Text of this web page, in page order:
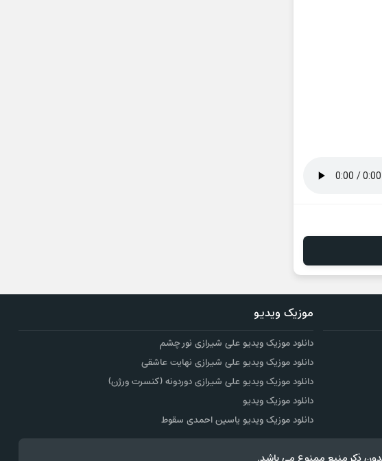
موزیک ویدیو
دانلود موزیک ویدیو علی شیرازی نور چشم
دانلود موزیک ویدیو علی شیرازی نهایت عاشقی
دانلود موزیک ویدیو علی شیرازی دوردونه (کنسرت ورژن)
دانلود موزیک ویدیو
دانلود موزیک ویدیو یاسین احمدی سقوط